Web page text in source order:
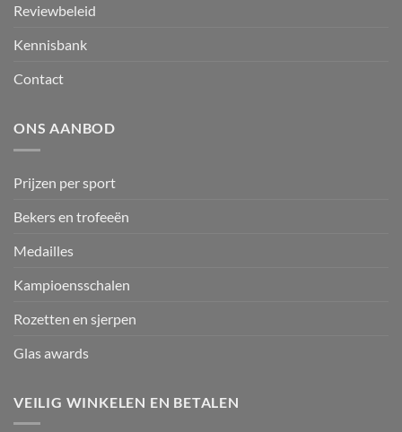
Reviewbeleid
Kennisbank
Contact
ONS AANBOD
Prijzen per sport
Bekers en trofeeën
Medailles
Kampioensschalen
Rozetten en sjerpen
Glas awards
VEILIG WINKELEN EN BETALEN